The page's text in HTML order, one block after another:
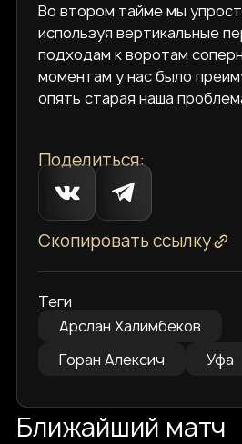
Во втором тайме мы
используя вертикальные
подходам к воротам
моментам у нас было
опять старая наша
Поделиться:
Скопировать ссылку
Теги
Арслан Халимбеков
Горан Алексич
Уфа
Ближайший матч